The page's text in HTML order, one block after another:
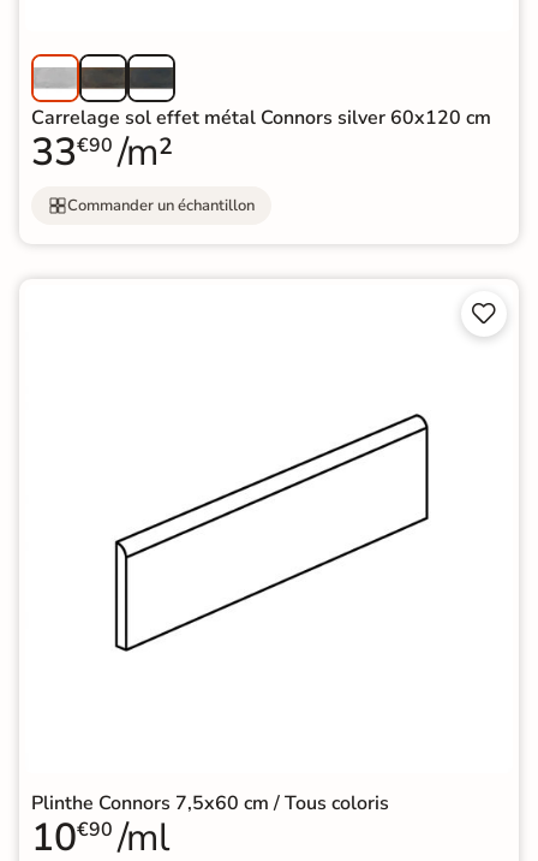
Carrelage sol effet métal Connors silver 60x120 cm
33€90 /m²
Commander un échantillon


Plinthe Connors 7,5x60 cm / Tous coloris
10€90 /ml